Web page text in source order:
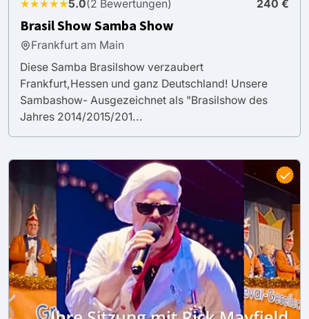
★★★★★5.0(2 Bewertungen) 240 €
Brasil Show Samba Show
Frankfurt am Main
Diese Samba Brasilshow verzaubert
Frankfurt,Hessen und ganz Deutschland! Unsere
Sambashow- Ausgezeichnet als "Brasilshow des
Jahres 2014/2015/201...